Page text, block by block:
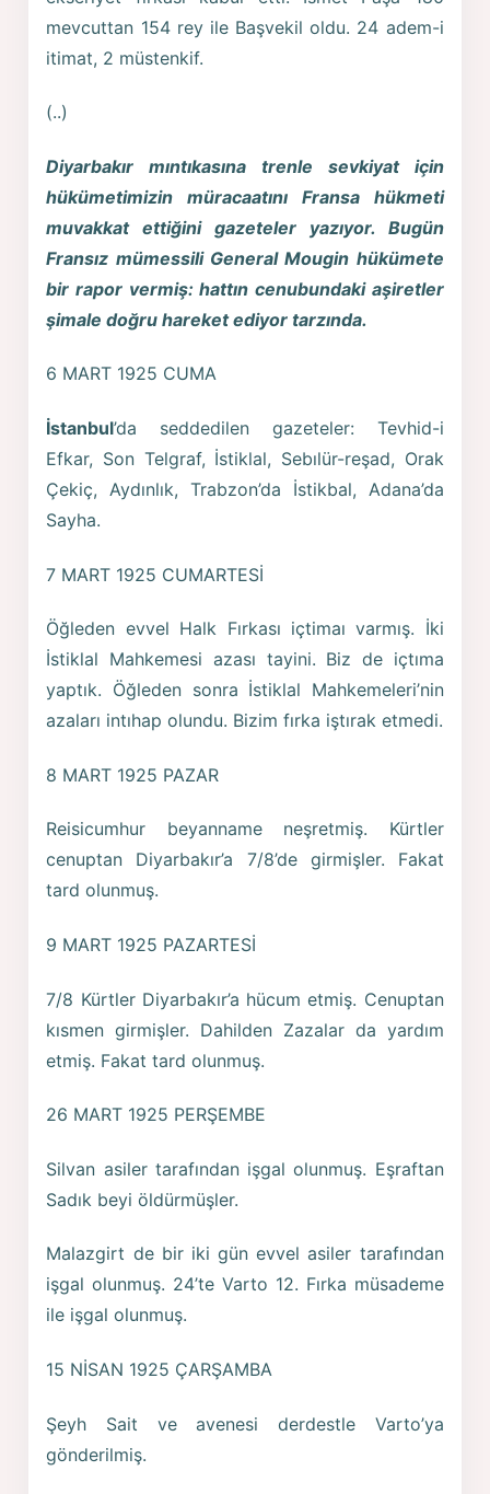
mevcuttan 154 rey ile Başvekil oldu. 24 adem-i
itimat, 2 müstenkif.
(..)
Diyarbakır mıntıkasına trenle sevkiyat için
hükümetimizin müracaatını Fransa hükmeti
muvakkat ettiğini gazeteler yazıyor. Bugün
Fransız mümessili General Mougin hükümete
bir rapor vermiş: hattın cenubundaki aşiretler
şimale doğru hareket ediyor tarzında.
6 MART 1925 CUMA
İstanbul’da seddedilen gazeteler: Tevhid-i
Efkar, Son Telgraf, İstiklal, Sebılür-reşad, Orak
Çekiç, Aydınlık, Trabzon’da İstikbal, Adana’da
Sayha.
7 MART 1925 CUMARTESİ
Öğleden evvel Halk Fırkası içtimaı varmış. İki
İstiklal Mahkemesi azası tayini. Biz de içtıma
yaptık. Öğleden sonra İstiklal Mahkemeleri’nin
azaları intıhap olundu. Bizim fırka iştırak etmedi.
8 MART 1925 PAZAR
Reisicumhur beyanname neşretmiş. Kürtler
cenuptan Diyarbakır’a 7/8’de girmişler. Fakat
tard olunmuş.
9 MART 1925 PAZARTESİ
7/8 Kürtler Diyarbakır’a hücum etmiş. Cenuptan
kısmen girmişler. Dahilden Zazalar da yardım
etmiş. Fakat tard olunmuş.
26 MART 1925 PERŞEMBE
Silvan asiler tarafından işgal olunmuş. Eşraftan
Sadık beyi öldürmüşler.
Malazgirt de bir iki gün evvel asiler tarafından
işgal olunmuş. 24’te Varto 12. Fırka müsademe
ile işgal olunmuş.
15 NİSAN 1925 ÇARŞAMBA
Şeyh Sait ve avenesi derdestle Varto’ya
gönderilmiş.